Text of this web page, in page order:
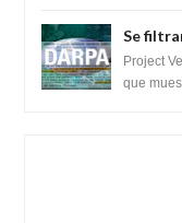
Se
SARS-
Project
que